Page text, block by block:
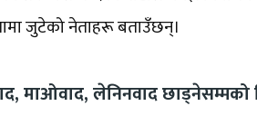
जुटेको नेताहरू बताउँछन्।
माओवाद, लेनिनवाद